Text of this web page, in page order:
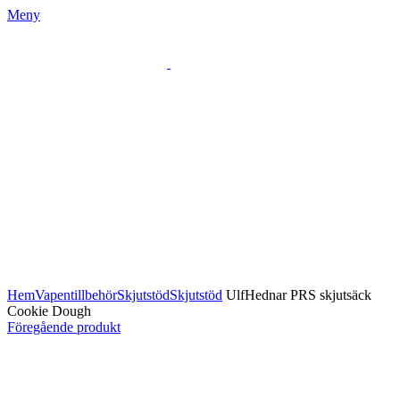
Meny
HemVapentillbehörSkjutstödSkjutstöd UlfHednar PRS skjutsäck
Cookie Dough
Föregående produkt